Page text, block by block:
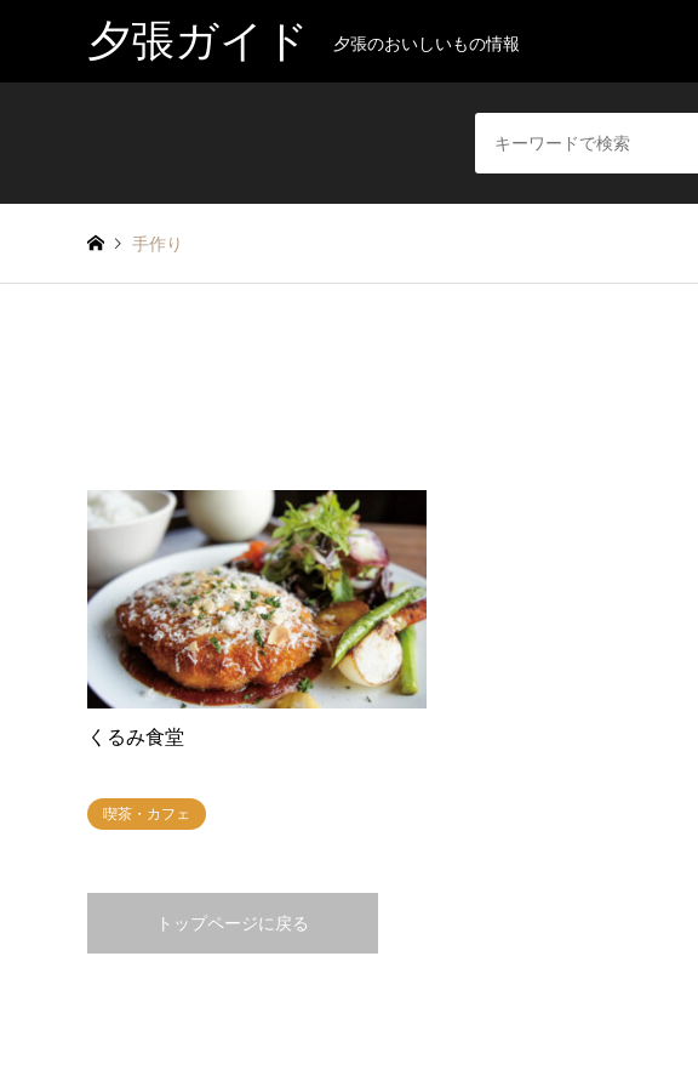
夕張ガイド 夕張のおいしいもの情報
手作り
くるみ食堂
喫茶・カフェ
トップページに戻る